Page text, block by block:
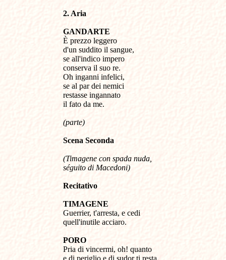
2. Aria
GANDARTE
È prezzo leggero
d'un suddito il sangue,
se all'indico impero
conserva il suo re.
Oh inganni infelici,
se al par dei nemici
restasse ingannato
il fato da me.
(parte)
Scena Seconda
(Timagene con spada nuda,
séguito di Macedoni)
Recitativo
TIMAGENE
Guerrier, t'arresta, e cedi
quell'inutile acciaro.
PORO
Pria di vincermi, oh! quanto
e di periglio e di sudor ti resta.